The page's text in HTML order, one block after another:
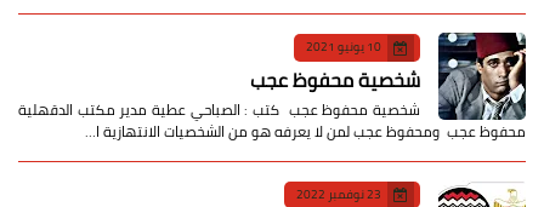
10 يونيو 2021
شخصية محفوظ عجب
شخصية محفوظ عجب كتب : الصباحي عطية مدير مكتب الدقهلية
محفوظ عجب ومحفوظ عجب لمن لا يعرفه هو من الشخصيات الانتهازية ا…
23 نوفمبر 2022